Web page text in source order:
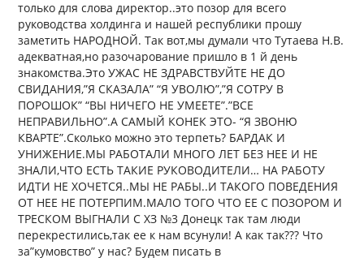
только для слова директор..это позор для всего
руководства холдинга и нашей республики прошу
заметить НАРОДНОЙ. Так вот,мы думали что Тутаева Н.В.
адекватная,но разочарование пришло в 1 й день
знакомства.Это УЖАС НЕ ЗДРАВСТВУЙТЕ НЕ ДО
СВИДАНИЯ,”Я СКАЗАЛА” “Я УВОЛЮ”,”Я СОТРУ В
ПОРОШОК” “ВЫ НИЧЕГО НЕ УМЕЕТЕ”.”ВСЕ
НЕПРАВИЛЬНО”.А САМЫЙ КОНЕК ЭТО- “Я ЗВОНЮ
КВАРТЕ”.Сколько можно это терпеть? БАРДАК И
УНИЖЕНИЕ.МЫ РАБОТАЛИ МНОГО ЛЕТ БЕЗ НЕЕ И НЕ
ЗНАЛИ,ЧТО ЕСТЬ ТАКИЕ РУКОВОДИТЕЛИ… НА РАБОТУ
ИДТИ НЕ ХОЧЕТСЯ..МЫ НЕ РАБЫ..И ТАКОГО ПОВЕДЕНИЯ
ОТ НЕЕ НЕ ПОТЕРПИМ.МАЛО ТОГО ЧТО ЕЕ С ПОЗОРОМ И
ТРЕСКОМ ВЫГНАЛИ С ХЗ №3 Донецк так там люди
перекрестились,так ее к нам всунули! А как так??? Что
за”кумовство” у нас? Будем писать в